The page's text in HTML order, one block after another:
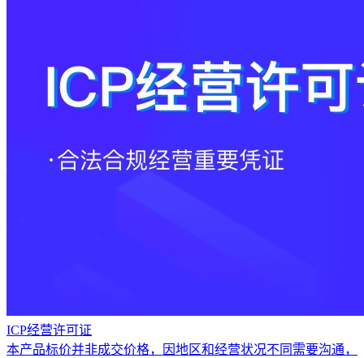
ICP经营许可证
本产品标价并非成交价格，因地区和经营状况不同需要沟通，